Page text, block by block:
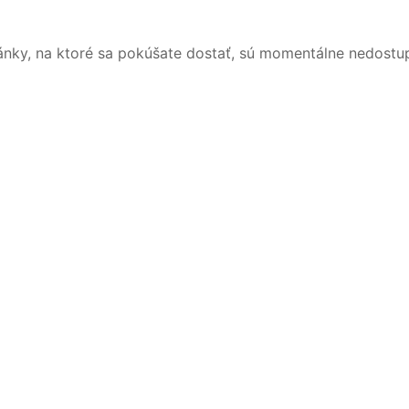
na ktoré sa pokúšate dostať, sú momentálne